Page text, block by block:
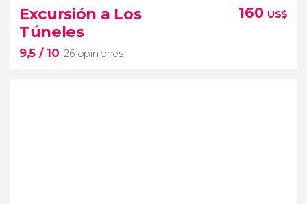
124 opiniones
Grandes cascadas, frondosa selva, historia y cultura
Excursión a Los
Túneles
9,5 / 10 26 opiniones
160 US$